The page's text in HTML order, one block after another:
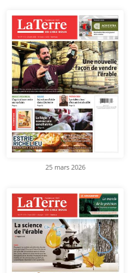
25 mars 2026